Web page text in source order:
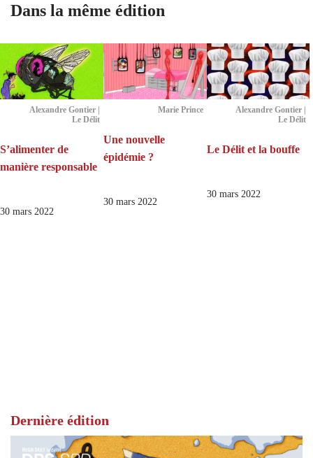
Dans la même édition
Alexandre Gontier |
Le Délit
S’alimenter de
manière responsable
30 mars 2022
Marie Prince
Une nouvelle
épidémie ?
30 mars 2022
Alexandre Gontier |
Le Délit
Le Délit et la bouffe
30 mars 2022
Dernière édition